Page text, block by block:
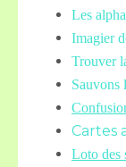
Les
Imagier
Trouver
Sauvons
Cartes
Loto des